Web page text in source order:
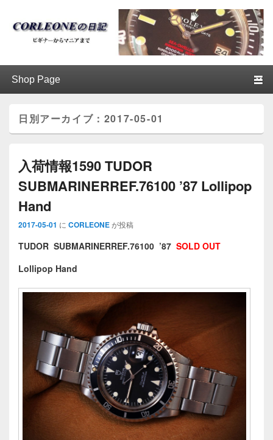
ブログ / アンティークロレックス
│CORLEONE
日別アーカイブ： 2017-05-01
入荷情報1590 TUDOR
SUBMARINERREF.76100 ’87 Lollipop
Hand
2017-05-01 に CORLEONEが投稿
TUDOR SUBMARINERREF.76100 ’87 SOLD OUT
Lollipop Hand